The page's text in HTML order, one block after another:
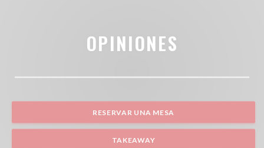
OPINIONES
RESERVAR UNA MESA
TAKEAWAY